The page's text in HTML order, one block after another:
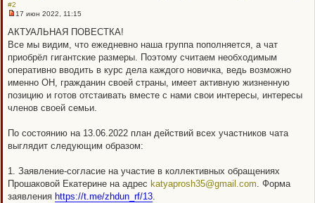
н
е
#2
е
п
р
о
ч
и
т
а
н
н
о
с
о
о
е
н
и
е
17 июн 2022, 11:15
АКТУАЛЬНАЯ ПОВЕСТКА!
Все мы видим, что ежедневно наша группа пополняется, а чат
приобрёл гигантские размеры. Поэтому считаем необходимым
оперативно вводить в курс дела каждого новичка, ведь возможно
именно ОН, гражданин своей страны, имеет активную жизненную
позицию и готов отстаивать вместе с нами свои интересы, интересы
членов своей семьи.
По состоянию на 13.06.2022 план действий всех участников чата
выглядит следующим образом:
1. Заявление-согласие на участие в коллективных обращениях
Прошаковой Екатерине на адрес katyaprosh35@gmail.com. Форма
заявления https://t.me/zhdun_rf/13.